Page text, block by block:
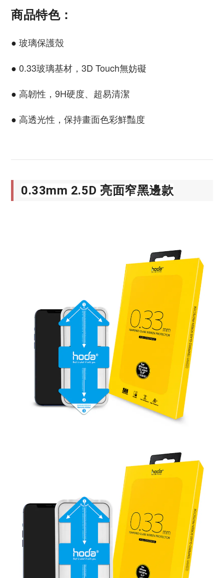
商品特色：
● 玻璃保護殼
● 0.33玻璃基材，3D Touch無妨礙
● 高韌性，9H硬度、超易清潔
● 高透光性，保持畫面色彩鮮豔度
0.33mm 2.5D 亮面窄黑邊款